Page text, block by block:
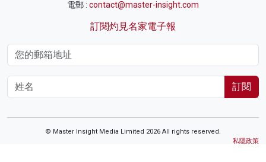
電郵 : contact@master-insight.com
訂閱灼見名家電子報
訂閱
© Master Insight Media Limited 2026 All rights reserved.
私隱政策